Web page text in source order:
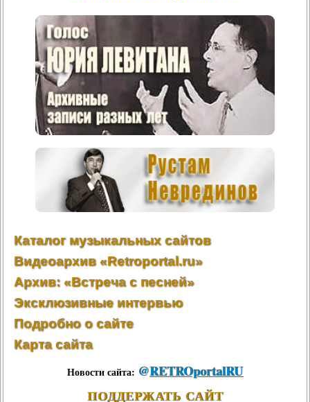
Каталог музыкальных сайтов
Видеоархив «Retroportal.ru»
Архив: «Встреча с песней»
Эксклюзивные интервью
Подробно о сайте
Карта сайта
Новости сайта: @RETROportalRU
ПОДДЕРЖАТЬ САЙТ